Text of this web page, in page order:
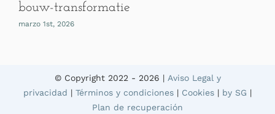
bouw-transformatie
marzo 1st, 2026
© Copyright 2022 - 2026 | Aviso Legal y
privacidad | Términos y condiciones | Cookies | by SG |
Plan de recuperación